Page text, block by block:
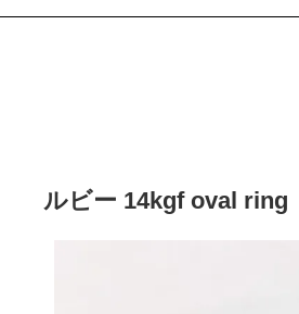
ルビー 14kgf oval ring